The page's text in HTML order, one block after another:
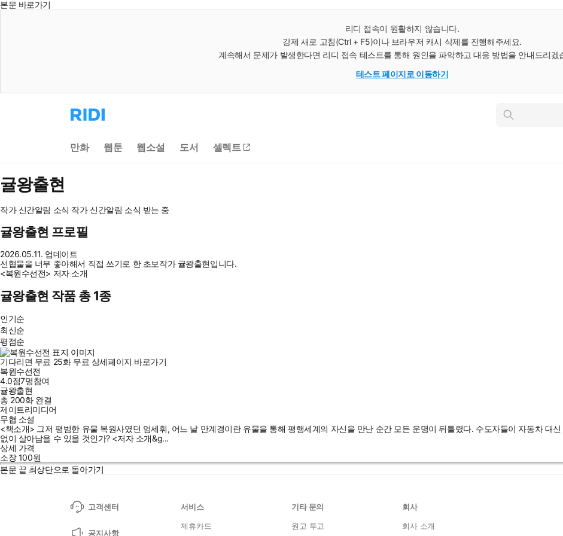
본문 바로가기
리디 접속이 원활하지 않습니다.
강제 새로 고침(Ctrl + F5)이나 브라우저 캐시 삭제를 진행해주세요.
계속해서 문제가 발생한다면 리디 접속 테스트를 통해 원인을 파악하고 대응 방법을 안내드리겠
테스트 페이지로 이동하기
리
디
으
로
인
만화 웹툰 웹소설 도서 셀렉트
귤왕출현
작가 신간알림 소식 작가 신간알림 소식 받는 중
귤왕출현 프로필
2026.05.11. 업데이트
선협물을 너무 좋아해서 직접 쓰기로 한 초보작가 귤왕출현입니다.
<복원수선전> 저자 소개
귤왕출현 작품 총 1종
인기순
최신순
평점순
기다리면 무료 25화 무료 상세페이지 바로가기
복원수선전
4.0점7명참여
귤왕출현
총 200화 완결
제이트리미디어
무협 소설
<책소개> 그저 평범한 유물 복원사였던 엄세휘, 어느 날 만계경이란 유물을 통해 평행세계의 자신을 만난 순간 모든 운명이 뒤틀렸다. 수도자들이 자동차 대
없이 살아남을 수 있을 것인가? <저자 소개&g...
상세 가격
소장100원
본문 끝 최상단으로 돌아가기
고객센터
공지사항
서비스
제휴카드
기타 문의
원고 투고
회사
회사 소개